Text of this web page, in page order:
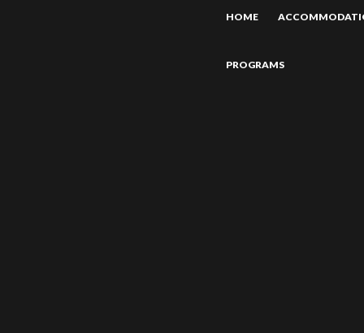
HOME
PROGRAMS